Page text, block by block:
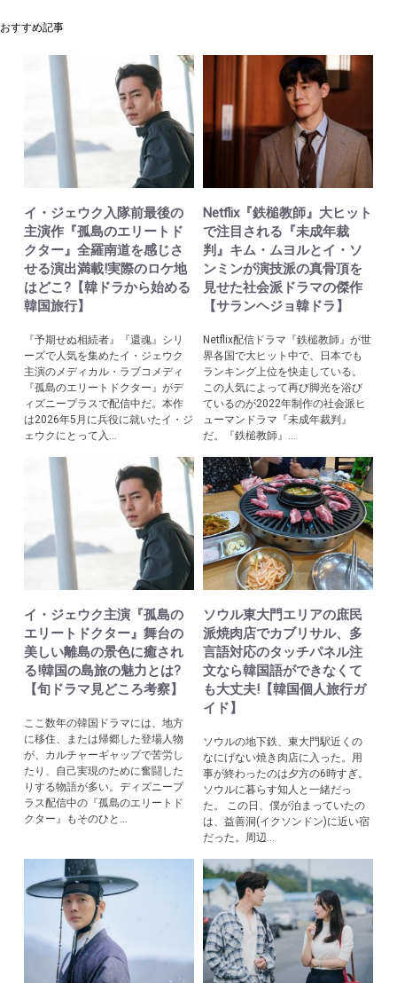
おすすめ記事
イ・ジェウク入隊前最後の
主演作『孤島のエリートド
クター』全羅南道を感じさ
せる演出満載!実際のロケ地
はどこ?【韓ドラから始める
韓国旅行】
『予期せぬ相続者』『還魂』シリ
ーズで人気を集めたイ・ジェウク
主演のメディカル・ラブコメディ
『孤島のエリートドクター』がデ
ィズニープラスで配信中だ。本作
は2026年5月に兵役に就いたイ・ジ
ェウクにとって入...
Netflix『鉄槌教師』大ヒット
で注目される『未成年裁
判』キム・ムヨルとイ・ソ
ンミンが演技派の真骨頂を
見せた社会派ドラマの傑作
【サランヘジョ韓ドラ】
Netflix配信ドラマ『鉄槌教師』が世
界各国で大ヒット中で、日本でも
ランキング上位を快走している。
この人気によって再び脚光を浴び
ているのが2022年制作の社会派ヒ
ューマンドラマ『未成年裁判』
だ。『鉄槌教師』...
イ・ジェウク主演『孤島の
エリートドクター』舞台の
美しい離島の景色に癒され
る!韓国の島旅の魅力とは?
【旬ドラマ見どころ考察】
ここ数年の韓国ドラマには、地方
に移住、または帰郷した登場人物
が、カルチャーギャップで苦労し
たり、自己実現のために奮闘した
りする物語が多い。ディズニープ
ラス配信中の『孤島のエリートド
クター』もそのひと...
ソウル東大門エリアの庶民
派焼肉店でカブリサル、多
言語対応のタッチパネル注
文なら韓国語ができなくて
も大丈夫!【韓国個人旅行ガ
イド】
ソウルの地下鉄、東大門駅近くの
なにげない焼き肉店に入った。用
事が終わったのは夕方の6時すぎ。
ソウルに暮らす知人と一緒だっ
た。 この日、僕が泊まっていたの
は、益善洞(イクソンドン)に近い宿
だった。周辺...